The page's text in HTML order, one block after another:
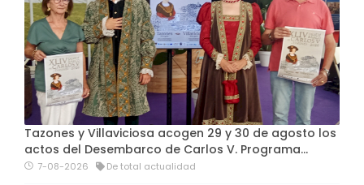
Tazones y Villaviciosa acogen 29 y 30 de agosto los
actos del Desembarco de Carlos V. Programa…
7-08-2026 De total actualidad